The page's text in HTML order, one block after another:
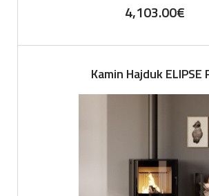
4,103.00€
Kamin Hajduk ELIPSE